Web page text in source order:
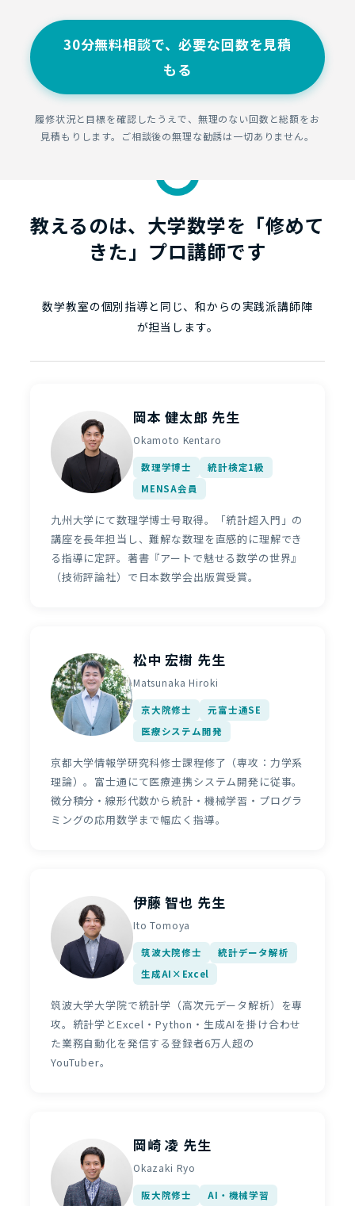
30分無料相談で、必要な回数を見積
もる
履修状況と目標を確認したうえで、無理のない回数と総額をお
見積もりします。ご相談後の無理な勧誘は一切ありません。
教えるのは、大学数学を「修めて
きた」プロ講師です
数学教室の個別指導と同じ、和からの実践派講師陣
が担当します。
岡本 健太郎 先生
Okamoto Kentaro
数理学博士
統計検定1級
MENSA会員
九州大学にて数理学博士号取得。「統計超入門」の
講座を長年担当し、難解な数理を直感的に理解でき
る指導に定評。著書『アートで魅せる数学の世界』
（技術評論社）で日本数学会出版賞受賞。
松中 宏樹 先生
Matsunaka Hiroki
京大院修士
元富士通SE
医療システム開発
京都大学情報学研究科修士課程修了（専攻：力学系
理論）。富士通にて医療連携システム開発に従事。
微分積分・線形代数から統計・機械学習・プログラ
ミングの応用数学まで幅広く指導。
伊藤 智也 先生
Ito Tomoya
筑波大院修士
統計データ解析
生成AI×Excel
筑波大学大学院で統計学（高次元データ解析）を専
攻。統計学とExcel・Python・生成AIを掛け合わせ
た業務自動化を発信する登録者6万人超の
YouTuber。
岡崎 凌 先生
Okazaki Ryo
阪大院修士
AI・機械学習